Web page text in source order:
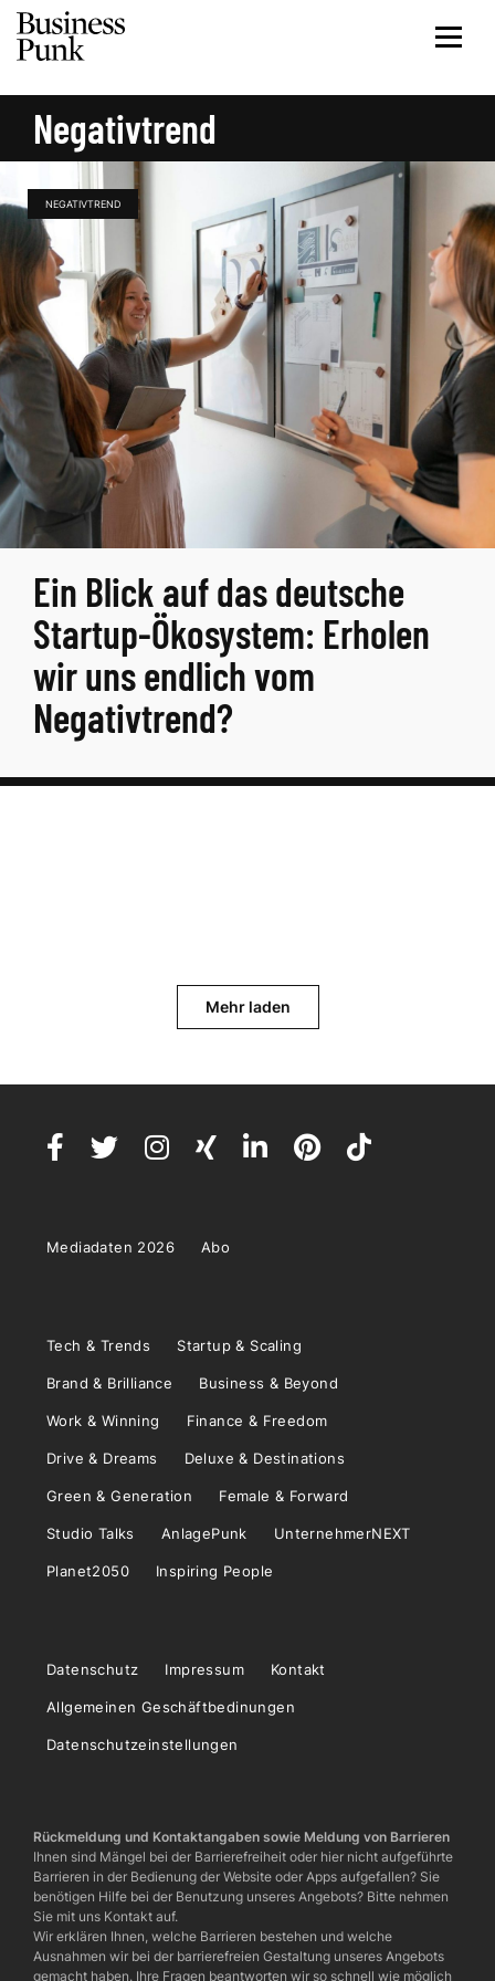
Negativtrend
NEGATIVTREND
Ein Blick auf das deutsche
Startup-Ökosystem: Erholen
wir uns endlich vom
Negativtrend?
Mehr laden
Mediadaten 2026 Abo
Tech & Trends Startup & Scaling
Brand & Brilliance Business & Beyond
Work & Winning Finance & Freedom
Drive & Dreams Deluxe & Destinations
Green & Generation Female & Forward
Studio Talks AnlagePunk UnternehmerNEXT
Planet2050 Inspiring People
Datenschutz Impressum Kontakt
Allgemeinen Geschäftbedinungen
Datenschutzeinstellungen
Rückmeldung und Kontaktangaben sowie Meldung von Barrieren
Ihnen sind Mängel bei der Barrierefreiheit oder hier nicht aufgeführte
Barrieren in der Bedienung der Website oder Apps aufgefallen? Sie
benötigen Hilfe bei der Benutzung unseres Angebots? Bitte nehmen
Sie mit uns Kontakt auf.
Wir erklären Ihnen, welche Barrieren bestehen und welche
Ausnahmen wir bei der barrierefreien Gestaltung unseres Angebots
gemacht haben. Ihre Fragen beantworten wir so schnell wie möglich